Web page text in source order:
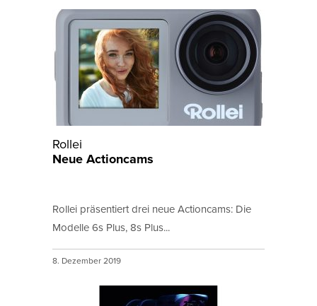
Rollei
Neue Actioncams
Rollei präsentiert drei neue Actioncams: Die
Modelle 6s Plus, 8s Plus...
8. Dezember 2019